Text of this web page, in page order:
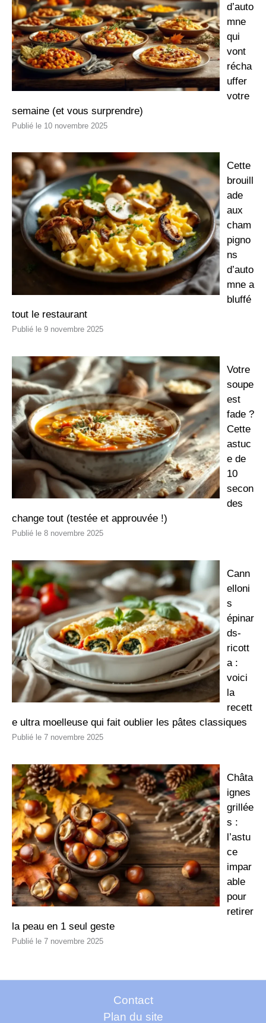
d’auto
mne
qui
vont
récha
uffer
votre
semaine (et vous surprendre)
10 novembre 2025
Cette
brouill
ade
aux
cham
pigno
ns
d’auto
mne a
bluffé
tout le restaurant
9 novembre 2025
Votre
soupe
est
fade ?
Cette
astuc
e de
10
secon
des
change tout (testée et approuvée !)
8 novembre 2025
Cann
elloni
s
épinar
ds-
ricott
a :
voici
la
recett
e ultra moelleuse qui fait oublier les pâtes classiques
7 novembre 2025
Châta
ignes
grillée
s :
l’astu
ce
impar
able
pour
retirer
la peau en 1 seul geste
7 novembre 2025
Contact
Plan du site